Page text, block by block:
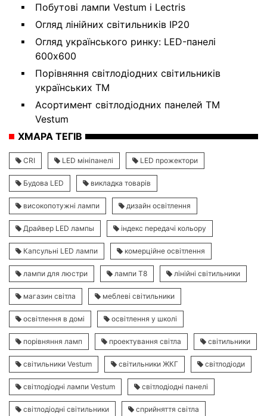
Побутові лампи Vestum і Lectris
Огляд лінійних світильників IP20
Огляд українського ринку: LED-панелі
600х600
Порівняння світлодіодних світильників
українських ТМ
Асортимент світлодіодних панелей ТМ
Vestum
ХМАРА ТЕГІВ
CRI LED мініпанелі LED прожектори
Будова LED викладка товарів
високопотужні лампи дизайн освітлення
Драйвер LED лампы індекс передачі кольору
Капсульні LED лампи комерційне освітлення
лампи для люстри лампи Т8 лінійні світильники
магазин світла меблеві світильники
освітлення в домі освітлення у школі
порівняння ламп проектування світла світильники
світильники Vestum світильники ЖКГ світлодіоди
світлодіодні лампи Vestum світлодіодні панелі
світлодіодні світильники сприйняття світла